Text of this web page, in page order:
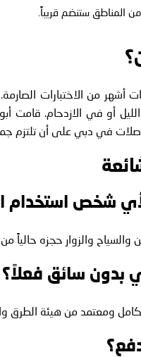
من المناطق ستنضم قريباً.
أو في الازدحام. قامت
في دبي على أن تلتزم
شخص استخدام
والسياح والزوار حجزه حالياً
بدون سائق فعلاً؟
ومعتمد من هيئة الطرق